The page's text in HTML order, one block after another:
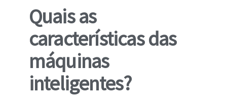
Quais as
características das
máquinas
inteligentes?